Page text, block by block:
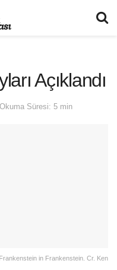
Açıklandı
Okuma Süresi: 5 min
in Frankenstein. Cr. Ken